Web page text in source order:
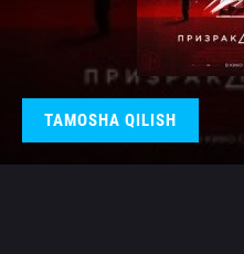
TAMOSHA QILISH